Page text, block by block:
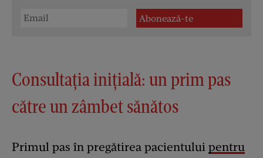
Consultația inițială: un prim pas
către un zâmbet sănătos
Primul pas în pregătirea pacientului pentru